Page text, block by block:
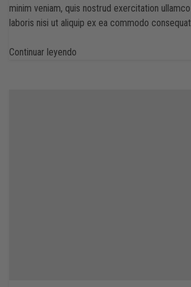
minim veniam, quis nostrud exercitation ullamco
laboris nisi ut aliquip ex ea commodo consequat.
Continuar leyendo